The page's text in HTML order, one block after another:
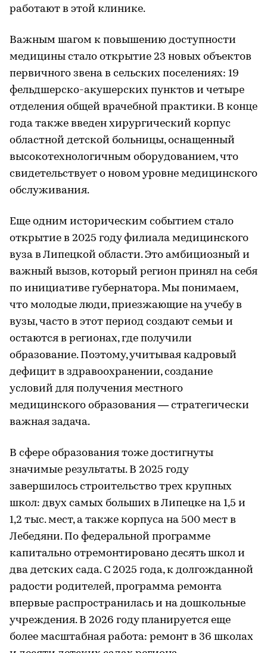
работают в этой клинике.
Важным шагом к повышению доступности
медицины стало открытие 23 новых объектов
первичного звена в сельских поселениях: 19
фельдшерско-акушерских пунктов и четыре
отделения общей врачебной практики. В конце
года также введен хирургический корпус
областной детской больницы, оснащенный
высокотехнологичным оборудованием, что
свидетельствует о новом уровне медицинского
обслуживания.
Еще одним историческим событием стало
открытие в 2025 году филиала медицинского
вуза в Липецкой области. Это амбициозный и
важный вызов, который регион принял на себя
по инициативе губернатора. Мы понимаем,
что молодые люди, приезжающие на учебу в
вузы, часто в этот период создают семьи и
остаются в регионах, где получили
образование. Поэтому, учитывая кадровый
дефицит в здравоохранении, создание
условий для получения местного
медицинского образования — стратегически
важная задача.
В сфере образования тоже достигнуты
значимые результаты. В 2025 году
завершилось строительство трех крупных
школ: двух самых больших в Липецке на 1,5 и
1,2 тыс. мест, а также корпуса на 500 мест в
Лебедяни. По федеральной программе
капитально отремонтировано десять школ и
два детских сада. С 2025 года, к долгожданной
радости родителей, программа ремонта
впервые распространилась и на дошкольные
учреждения. В 2026 году планируется еще
более масштабная работа: ремонт в 36 школах